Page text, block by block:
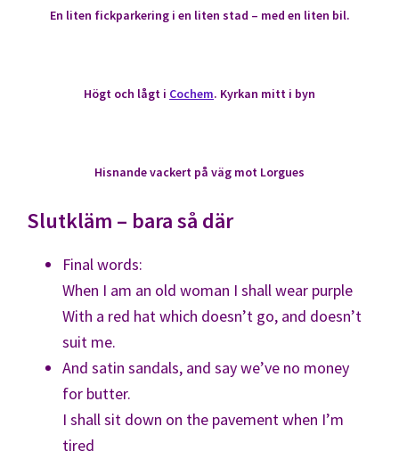
En liten fickparkering i en liten stad – med en liten bil.
Högt och lågt i Cochem. Kyrkan mitt i byn
Hisnande vackert på väg mot Lorgues
Slutkläm – bara så där
Final words:
When I am an old woman I shall wear purple
With a red hat which doesn’t go, and doesn’t
suit me.
And satin sandals, and say we’ve no money
for butter.
I shall sit down on the pavement when I’m
tired